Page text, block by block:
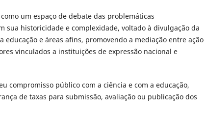
um espaço de debate das problemáticas
sua historicidade e complexidade, voltado à divulgação da
e áreas afins, promovendo a mediação entre ação
vinculados a instituições de expressão nacional e
compromisso público com a ciência e com a educação,
de taxas para submissão, avaliação ou publicação dos